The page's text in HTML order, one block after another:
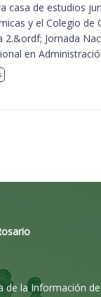
casa de estudios
y el Colegio de
2.&ordf; Jornada
en
de la Información de